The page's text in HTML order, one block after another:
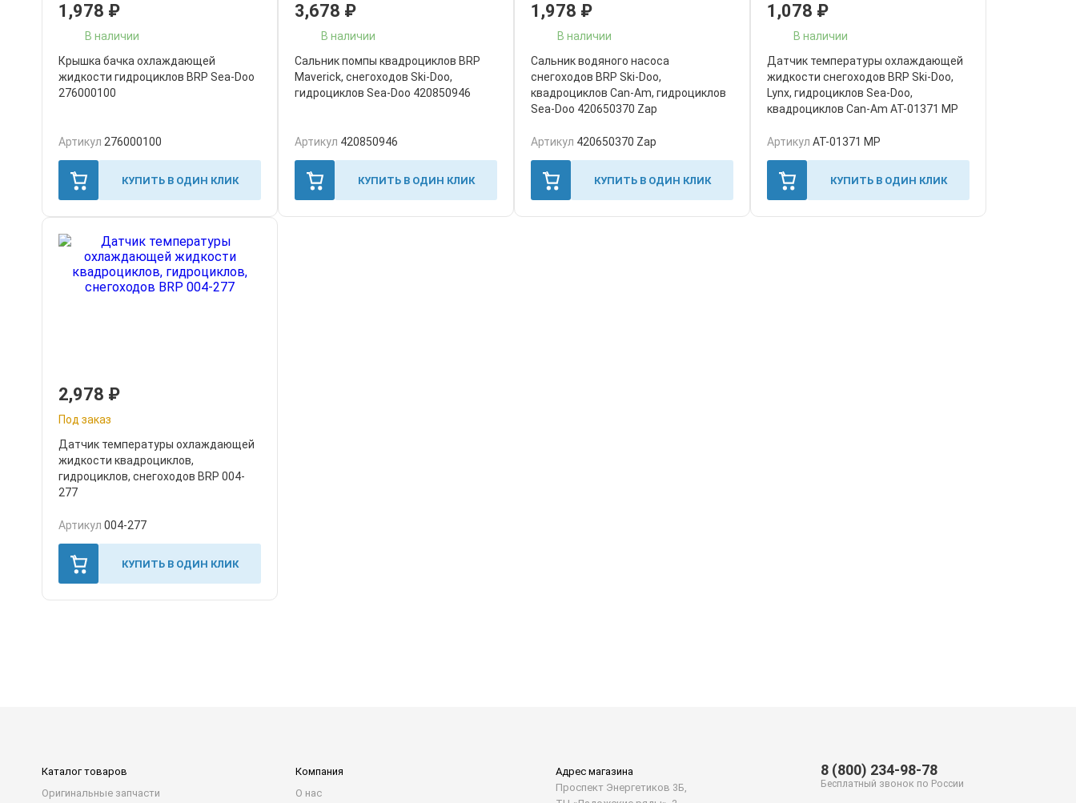
1,978 ₽
В наличии
Крышка бачка охлаждающей
жидкости гидроциклов BRP Sea-Doo
276000100
Артикул 276000100
КУПИТЬ В ОДИН КЛИК
3,678 ₽
В наличии
Сальник помпы квадроциклов BRP
Maverick, снегоходов Ski-Doo,
гидроциклов Sea-Doo 420850946
Артикул 420850946
КУПИТЬ В ОДИН КЛИК
1,978 ₽
В наличии
Cальник водяного насоса
снегоходов BRP Ski-Doo,
квадроциклов Can-Am, гидроциклов
Sea-Doo 420650370 Zap
Артикул 420650370 Zap
КУПИТЬ В ОДИН КЛИК
1,078 ₽
В наличии
Датчик температуры охлаждающей
жидкости снегоходов BRP Ski-Doo,
Lynx, гидроциклов Sea-Doo,
квадроциклов Can-Am AT-01371 MP
Артикул AT-01371 MP
КУПИТЬ В ОДИН КЛИК
2,978 ₽
Под заказ
Датчик температуры охлаждающей
жидкости квадроциклов,
гидроциклов, снегоходов BRP 004-
277
Артикул 004-277
КУПИТЬ В ОДИН КЛИК
Каталог товаров
Оригинальные запчасти
Компания
О нас
Адрес магазина
Проспект Энергетиков 3Б,
8 (800) 234-98-78
Бесплатный звонок по России